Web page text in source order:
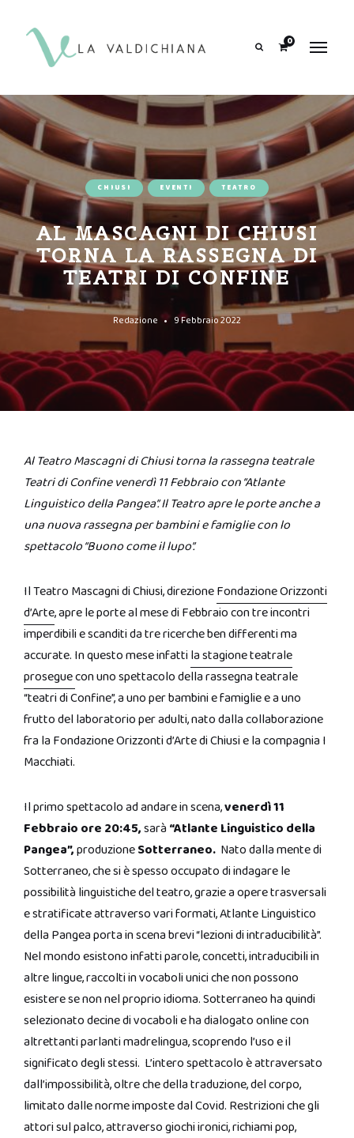
0
CHIUSI EVENTI TEATRO
AL MASCAGNI DI CHIUSI
TORNA LA RASSEGNA DI
TEATRI DI CONFINE
Redazione 9 Febbraio 2022
Al Teatro Mascagni di Chiusi torna la rassegna teatrale
Teatri di Confine venerdì 11 Febbraio con “Atlante
Linguistico della Pangea”. Il Teatro apre le porte anche a
una nuova rassegna per bambini e famiglie con lo
spettacolo “Buono come il lupo”.
Il Teatro Mascagni di Chiusi, direzioneFondazione Orizzonti
d’Arte, apre le porte al mese di Febbraio con tre incontri
imperdibili e scanditi da tre ricerche ben differenti ma
accurate. In questo mese infattila stagione teatrale
proseguecon uno spettacolo della rassegna teatrale
“teatri di Confine”, a uno per bambini e famiglie e a uno
frutto del laboratorio per adulti, nato dalla collaborazione
fra la Fondazione Orizzonti d’Arte di Chiusi e la compagnia I
Macchiati.
Il primo spettacolo ad andare in scena,venerdì 11
Febbraio ore 20:45,sarà “Atlante Linguistico della
Pangea”,produzioneSotterraneo. Nato dalla mente di
Sotterraneo, che si è spesso occupato di indagare le
possibilità linguistiche del teatro, grazie a opere trasversali
e stratificate attraverso vari formati, Atlante Linguistico
della Pangea porta in scena brevi “lezioni di intraducibilità”.
Nel mondo esistono infatti parole, concetti, intraducibili in
altre lingue, raccolti in vocaboli unici che non possono
esistere se non nel proprio idioma. Sotterraneo ha quindi
selezionato decine di vocaboli e ha dialogato online con
altrettanti parlanti madrelingua, scoprendo l’uso e il
significato degli stessi. L’intero spettacolo è attraversato
dall’impossibilità, oltre che della traduzione, del corpo,
limitato dalle norme imposte dal Covid. Restrizioni che gli
attori sul palco, attraverso giochi ironici, richiami pop,